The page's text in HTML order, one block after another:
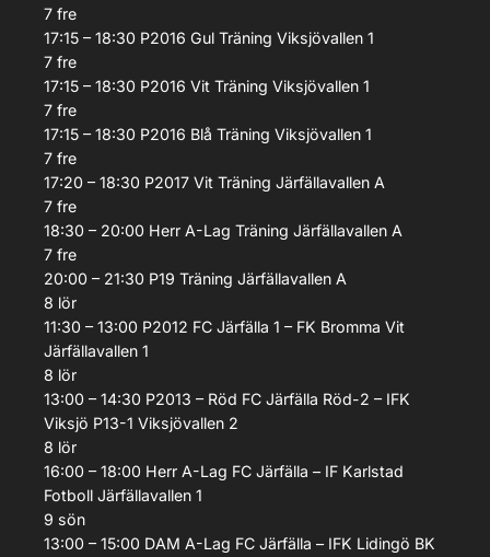
7 fre
17:15 – 18:30 P2016 Gul Träning Viksjövallen 1
7 fre
17:15 – 18:30 P2016 Vit Träning Viksjövallen 1
7 fre
17:15 – 18:30 P2016 Blå Träning Viksjövallen 1
7 fre
17:20 – 18:30 P2017 Vit Träning Järfällavallen A
7 fre
18:30 – 20:00 Herr A-Lag Träning Järfällavallen A
7 fre
20:00 – 21:30 P19 Träning Järfällavallen A
8 lör
11:30 – 13:00 P2012 FC Järfälla 1 – FK Bromma Vit
Järfällavallen 1
8 lör
13:00 – 14:30 P2013 – Röd FC Järfälla Röd-2 – IFK
Viksjö P13-1 Viksjövallen 2
8 lör
16:00 – 18:00 Herr A-Lag FC Järfälla – IF Karlstad
Fotboll Järfällavallen 1
9 sön
13:00 – 15:00 DAM A-Lag FC Järfälla – IFK Lidingö BK